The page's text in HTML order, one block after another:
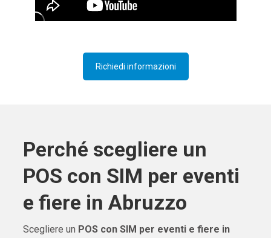
Richiedi informazioni
Perché scegliere un
POS con SIM per eventi
e fiere in Abruzzo
Scegliere un POS con SIM per eventi e fiere in